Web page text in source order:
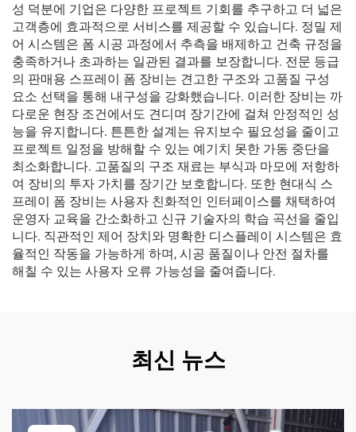
성 덕분에 기업은 다양한 프로젝트 기회를 추구하고 더 넓은
고객층에 효과적으로 서비스를 제공할 수 있습니다. 정밀 제
어 시스템은 폼 시공 과정에서 추측을 배제하고 건축 규정을
충족하거나 초과하는 일관된 결과를 보장합니다. 전문 등급
의 판매용 스프레이 폼 장비는 견고한 구조와 고품질 구성
요소 선택을 통해 내구성을 강화했습니다. 이러한 장비는 까
다로운 현장 조건에서도 견디며 장기간에 걸쳐 안정적인 성
능을 유지합니다. 튼튼한 설계는 유지보수 필요성을 줄이고
프로젝트 일정을 방해할 수 있는 예기치 못한 가동 중단을
최소화합니다. 고품질의 구조 재료는 부식과 마모에 저항하
여 장비의 투자 가치를 장기간 보호합니다. 또한 현대식 스
프레이 폼 장비는 사용자 친화적인 인터페이스를 채택하여
운영자 교육을 간소화하고 신규 기술자의 학습 곡선을 줄입
니다. 직관적인 제어 장치와 명확한 디스플레이 시스템은 효
율적인 작동을 가능하게 하며, 시공 품질이나 안전 절차를
해칠 수 있는 사용자 오류 가능성을 줄여줍니다.
최신 뉴스